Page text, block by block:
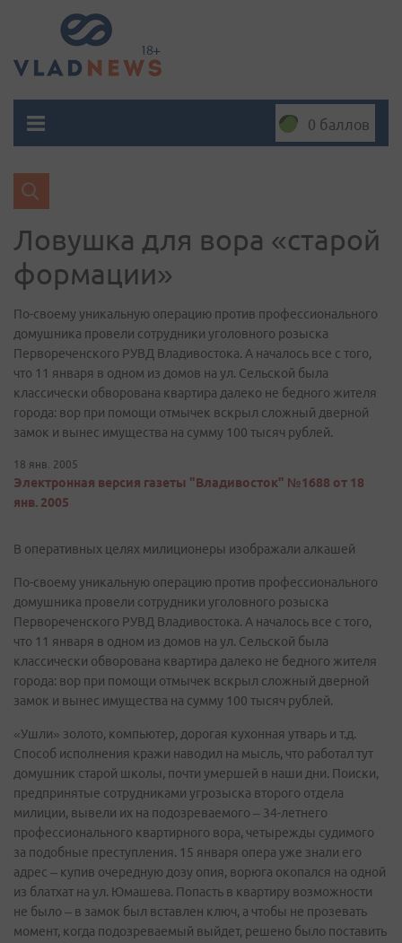
0 баллов
Ловушка для вора «старой
формации»
По-своему уникальную операцию против профессионального
домушника провели сотрудники уголовного розыска
Первореченского РУВД Владивостока. А началось все с того,
что 11 января в одном из домов на ул. Сельской была
классически обворована квартира далеко не бедного жителя
города: вор при помощи отмычек вскрыл сложный дверной
замок и вынес имущества на сумму 100 тысяч рублей.
18 янв. 2005
Электронная версия газеты "Владивосток" №1688 от 18
янв. 2005
В оперативных целях милиционеры изображали алкашей
По-своему уникальную операцию против профессионального
домушника провели сотрудники уголовного розыска
Первореченского РУВД Владивостока. А началось все с того,
что 11 января в одном из домов на ул. Сельской была
классически обворована квартира далеко не бедного жителя
города: вор при помощи отмычек вскрыл сложный дверной
замок и вынес имущества на сумму 100 тысяч рублей.
«Ушли» золото, компьютер, дорогая кухонная утварь и т.д.
Способ исполнения кражи наводил на мысль, что работал тут
домушник старой школы, почти умершей в наши дни. Поиски,
предпринятые сотрудниками угрозыска второго отдела
милиции, вывели их на подозреваемого – 34-летнего
профессионального квартирного вора, четырежды судимого
за подобные преступления. 15 января опера уже знали его
адрес – купив очередную дозу опия, ворюга окопался на одной
из блатхат на ул. Юмашева. Попасть в квартиру возможности
не было – в замок был вставлен ключ, а чтобы не прозевать
момент, когда подозреваемый выйдет, решено было поставить